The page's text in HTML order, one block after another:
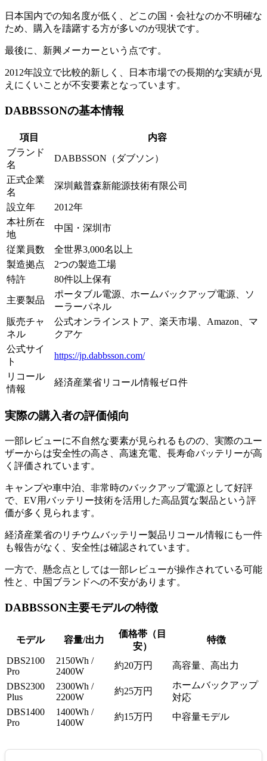
日本国内での知名度が低く、どこの国・会社なのか不明確な
ため、購入を躊躇する方が多いのが現状です。
最後に、新興メーカーという点です。
2012年設立で比較的新しく、日本市場での長期的な実績が見
えにくいことが不安要素となっています。
DABBSSONの基本情報
項目
内容
ブランド
名
DABBSSON（ダブソン）
正式企業
名
深圳戴普森新能源技術有限公司
設立年
2012年
本社所在
地
中国・深圳市
従業員数
全世界3,000名以上
製造拠点
2つの製造工場
特許
80件以上保有
主要製品
ポータブル電源、ホームバックアップ電源、ソ
ーラーパネル
販売チャ
ネル
公式オンラインストア、楽天市場、Amazon、マ
クアケ
公式サイ
ト
https://jp.dabbsson.com/
リコール
情報
経済産業省リコール情報ゼロ件
実際の購入者の評価傾向
一部レビューに不自然な要素が見られるものの、実際のユー
ザーからは安全性の高さ、高速充電、長寿命バッテリーが高
く評価されています。
キャンプや車中泊、非常時のバックアップ電源として好評
で、EV用バッテリー技術を活用した高品質な製品という評
価が多く見られます。
経済産業省のリチウムバッテリー製品リコール情報にも一件
も報告がなく、安全性は確認されています。
一方で、懸念点としては一部レビューが操作されている可能
性と、中国ブランドへの不安があります。
DABBSSON主要モデルの特徴
モデル 容量/出力
価格帯（目
安）
特徴
DBS2100
Pro
2150Wh /
2400W
約20万円 高容量、高出力
DBS2300
Plus
2300Wh /
2200W
約25万円
ホームバックアップ
対応
DBS1400
Pro
1400Wh /
1400W
約15万円 中容量モデル